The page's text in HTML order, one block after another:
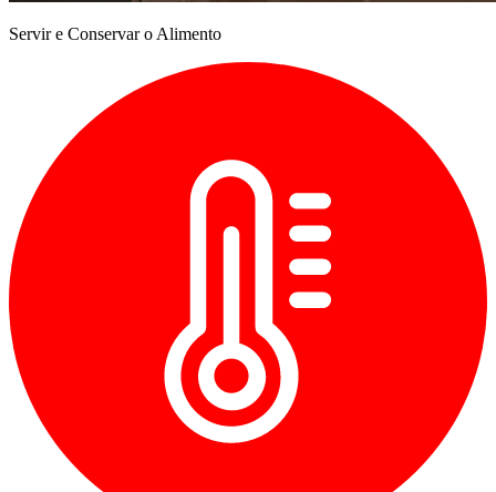
Servir e Conservar o Alimento